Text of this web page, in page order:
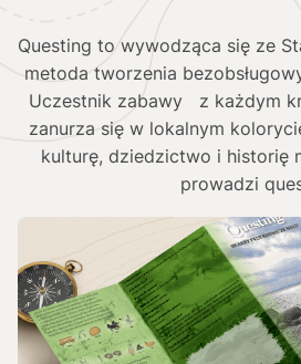
Questing to wywodząca się ze
metoda tworzenia
Uczestnik zabawy z każdym
zanurza się w lokalnym
kulturę, dziedzictwo i historię
prowadzi